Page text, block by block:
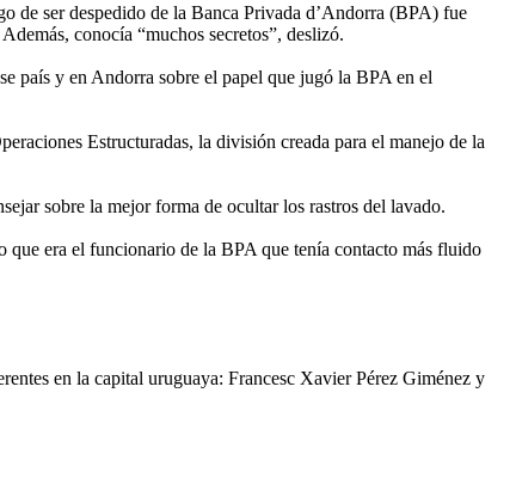
de ser despedido de la Banca Privada d’Andorra (BPA) fue
conocía “muchos secretos”, deslizó.
país y en Andorra sobre el papel que jugó la BPA en el
Estructuradas, la división creada para el manejo de la
sobre la mejor forma de ocultar los rastros del lavado.
que era el funcionario de la BPA que tenía contacto más fluido
en la capital uruguaya: Francesc Xavier Pérez Giménez y